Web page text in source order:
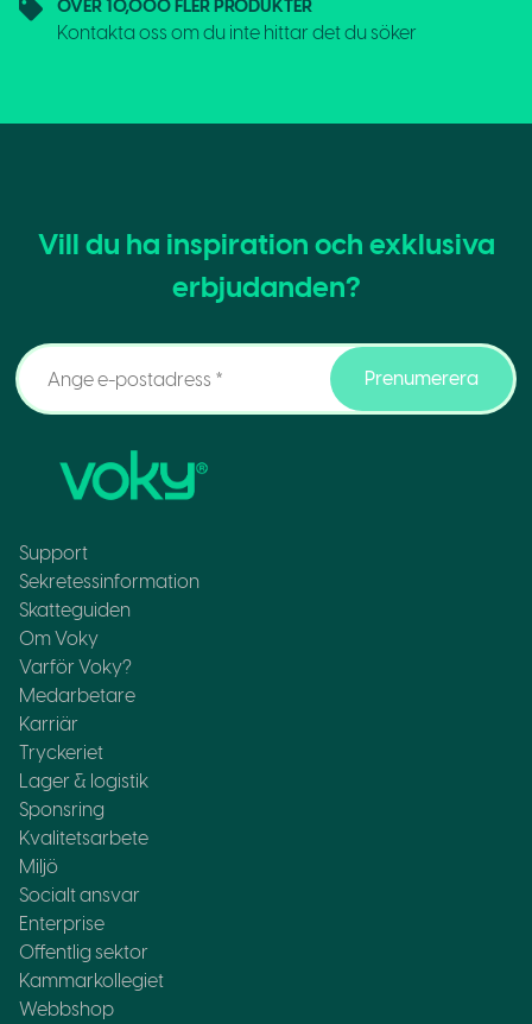
ÖVER 10,000 FLER PRODUKTER
Kontakta oss om du inte hittar det du söker
Vill du ha inspiration och exklusiva
erbjudanden?
Prenumerera
Support
Sekretessinformation
Skatteguiden
Om Voky
Varför Voky?
Medarbetare
Karriär
Tryckeriet
Lager & logistik
Sponsring
Kvalitetsarbete
Miljö
Socialt ansvar
Enterprise
Offentlig sektor
Kammarkollegiet
Webbshop